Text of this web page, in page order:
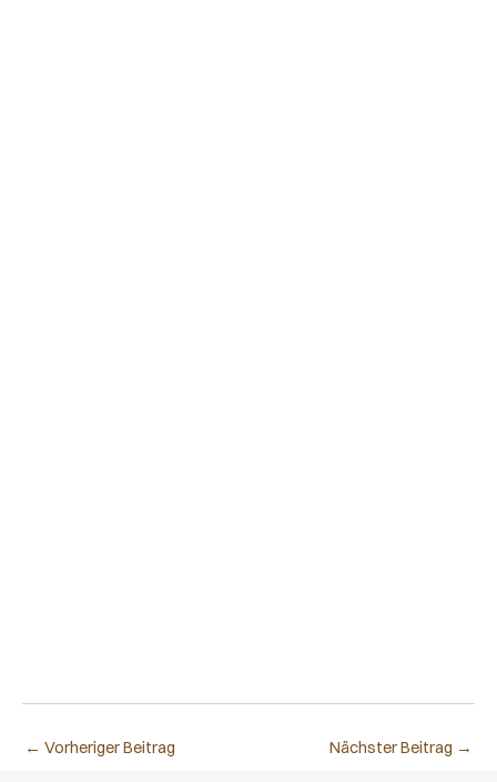
← Vorheriger Beitrag Nächster Beitrag →